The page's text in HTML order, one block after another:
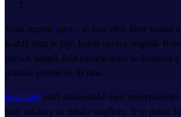
Voda, topení, plyn – to jsou věci, které budou
Každý dům je jiný, každá oprava originál.
starých sklepů, řešit havárie nebo se domluvit
praskne potrubí ve tři ráno.
Instalatéři patří dlouhodobě mezi nejvytíženější
mají zakázky na měsíce dopředu. Je to práce,